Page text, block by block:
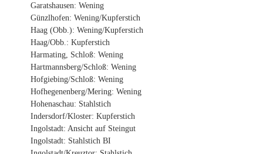
Garatshausen: Wening
Günzlhofen: Wening/Kupferstich
Haag (Obb.): Wening/Kupferstich
Haag/Obb.: Kupferstich
Harmating, Schloß: Wening
Hartmannsberg/Schloß: Wening
Hofgiebing/Schloß: Wening
Hofhegenenberg/Mering: Wening
Hohenaschau: Stahlstich
Indersdorf/Kloster: Kupferstich
Ingolstadt: Ansicht auf Steingut
Ingolstadt: Stahlstich BI